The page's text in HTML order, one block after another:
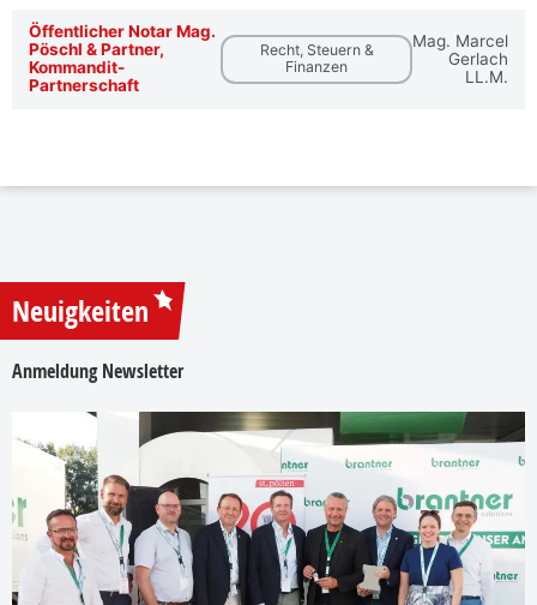
Öffentlicher Notar Mag.
Pöschl & Partner,
Kommandit-
Partnerschaft
Recht, Steuern &
Finanzen
Mag. Marcel
Gerlach
LL.M.
Neuigkeiten
Anmeldung Newsletter